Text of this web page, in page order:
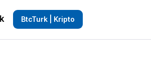
BtcTurk | Kripto